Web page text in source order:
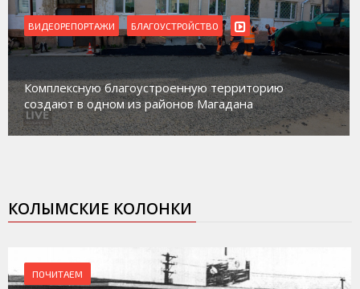
территорию
ВИДЕОРЕПОРТАЖИ
Магадан присоединился к
работе с
социального риска «Переправа»
КОЛЫМСКИЕ КОЛОНКИ
ПОЧИТАЕМ